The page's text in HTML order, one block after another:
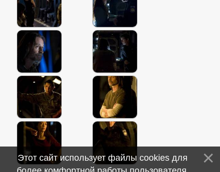
Этот сайт использует файлы cookies для